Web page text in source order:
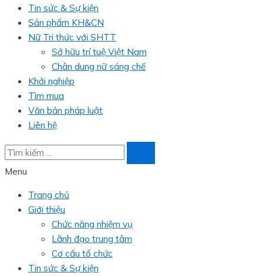
Tin sức & Sự kiện
Sản phẩm KH&CN
Nữ Tri thức với SHTT
Sở hữu trí tuệ Việt Nam
Chân dung nữ sáng chế
Khởi nghiệp
Tìm mua
Văn bản pháp luật
Liên hệ
Menu
Trang chủ
Giới thiệu
Chức năng nhiệm vụ
Lãnh đạo trung tâm
Cơ cấu tổ chức
Tin sức & Sự kiện